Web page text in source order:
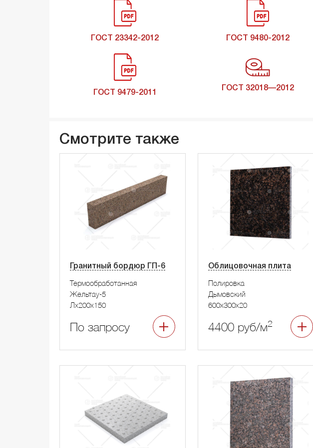
ГОСТ 23342-2012 ГОСТ 9480-2012
ГОСТ 9479-2011
ГОСТ 32018—2012
Смотрите также
Гранитный бордюр ГП-6
Термообработанная
Жельтау-5
Лx200x150
По запросу
Облицовочная плита
Полировка
Дымовский
600x300x20
4400 руб/м2